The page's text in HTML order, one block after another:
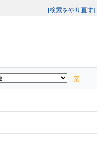
[検索をやり直す]